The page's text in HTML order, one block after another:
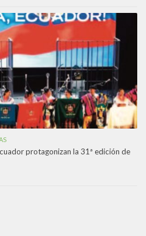
protagonizan la 31ª edición de